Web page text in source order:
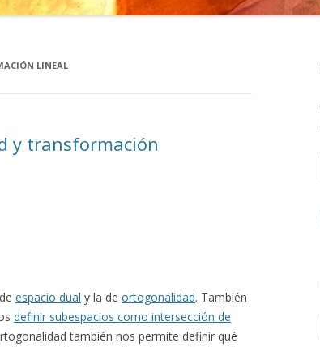
LINEAL
y transformación
espacio dual y la de ortogonalidad. También
definir subespacios como intersección de
también nos permite definir qué